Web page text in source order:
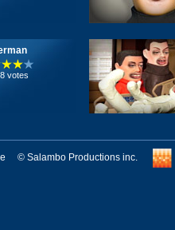
votes
© Salambo Productions inc.